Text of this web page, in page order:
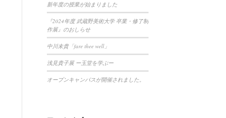
新年度の授業が始まりました
『2024年度 武蔵野美術大学 卒業・修了制
作展』のおしらせ
中川未貴「fare thee well」
浅見貴子展 ー玉堂を学ぶー
オープンキャンパスが開催されました。